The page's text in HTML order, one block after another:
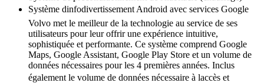
Système dinfodivertissement Android avec services Google
Volvo met le meilleur de la technologie au service de ses
utilisateurs pour leur offrir une expérience intuitive,
sophistiquée et performante. Ce système comprend Google
Maps, Google Assistant, Google Play Store et un volume de
données nécessaires pour les 4 premières années. Inclus
également le volume de données nécessaire à laccès et